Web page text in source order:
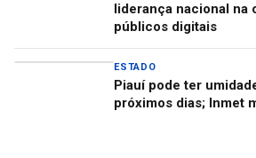
liderança nacional na
públicos digitais
ESTADO
Piauí pode ter
próximos dias; Inmet